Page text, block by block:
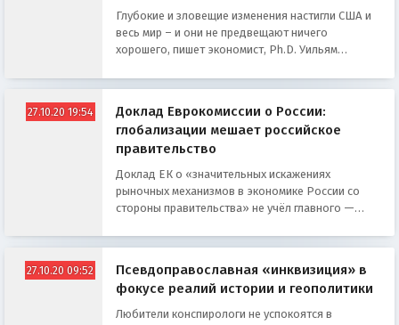
Глубокие и зловещие изменения настигли США и
весь мир – и они не предвещают ничего
хорошего, пишет экономист, Ph.D. Уильям
27.10.20 19:54
Доклад Еврокомиссии о России:
глобализации мешает российское
правительство
Доклад ЕК о «значительных искажениях
рыночных механизмов в экономике России со
стороны правительства» не учёл главного —
27.10.20 09:52
Псевдоправославная «инквизиция» в
фокусе реалий истории и геополитики
Любители конспирологи не успокоятся в